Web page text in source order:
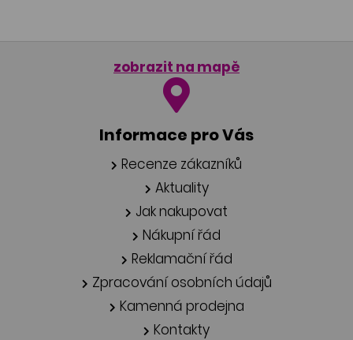
zobrazit na mapě
Informace pro Vás
Recenze zákazníků
Aktuality
Jak nakupovat
Nákupní řád
Reklamační řád
Zpracování osobních údajů
Kamenná prodejna
Kontakty